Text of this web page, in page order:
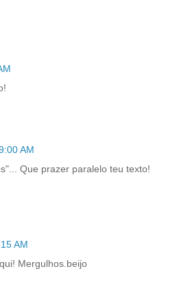
AM
Que prazer paralelo teu texto!
AM
Mergulhos.beijo